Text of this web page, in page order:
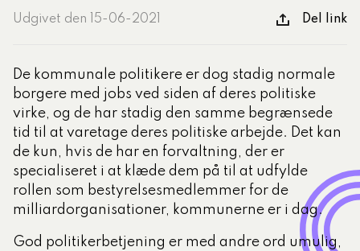
Udgivet den 15-06-2021 Del link
De kommunale politikere er dog stadig normale
borgere med jobs ved siden af deres politiske
virke, og de har stadig den samme begrænsede
tid til at varetage deres politiske arbejde. Det kan
de kun, hvis de har en forvaltning, der er
specialiseret i at klæde dem på til at udfylde
rollen som bestyrelsesmedlemmer for de
milliardorganisationer, kommunerne er i dag.
God politikerbetjening er med andre ord umulig,
moduler – Kommunom